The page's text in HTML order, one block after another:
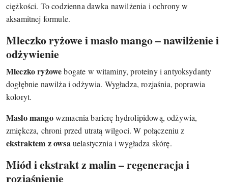
ciężkości. To codzienna dawka nawilżenia i ochrony w
aksamitnej formule.
Mleczko ryżowe i masło mango – nawilżenie i
odżywienie
Mleczko ryżowebogate w witaminy, proteiny i antyoksydanty
dogłębnie nawilża i odżywia. Wygładza, rozjaśnia, poprawia
koloryt.
Masło mangowzmacnia barierę hydrolipidową, odżywia,
zmiękcza, chroni przed utratą wilgoci. W połączeniu z
ekstraktem z owsa uelastycznia i wygładza skórę.
Miód i ekstrakt z malin – regeneracja i
rozjaśnienie